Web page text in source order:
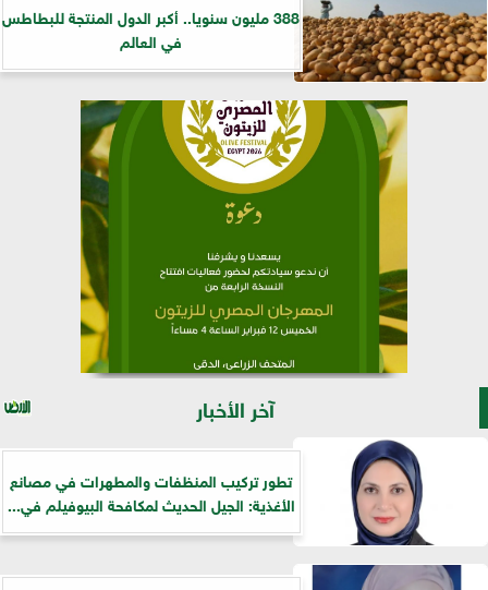
388 مليون سنويا.. أكبر الدول المنتجة للبطاطس
في العالم
آخر الأخبار
تطور تركيب المنظفات والمطهرات في مصانع
الأغذية: الجيل الحديث لمكافحة البيوفيلم في...